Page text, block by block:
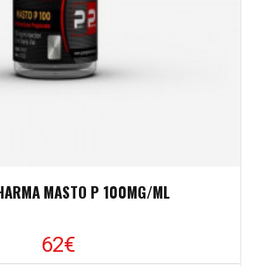
MASTO P 100MG/ML
62€